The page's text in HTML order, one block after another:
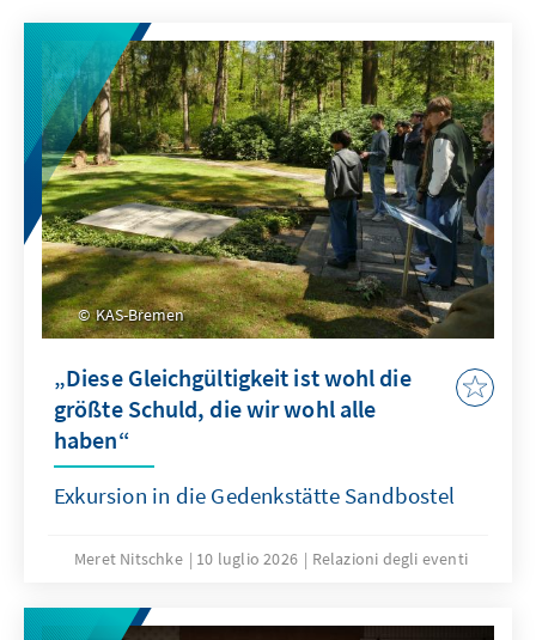
KAS-Bremen
„Diese Gleichgültigkeit ist wohl die
größte Schuld, die wir wohl alle
haben“
Exkursion in die Gedenkstätte Sandbostel
Meret Nitschke 10 luglio 2026 Relazioni degli eventi